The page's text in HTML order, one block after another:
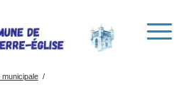
municipale /